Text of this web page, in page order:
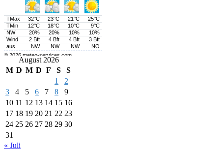
August 2026
M D M D F S
S
1
2
3
4 5 6 7 8
9
10 11 12 13 14 15 16
17 18 19 20 21 22 23
24 25 26 27 28 29 30
31
« Juli